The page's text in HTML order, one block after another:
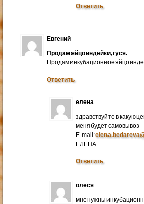
Ответить
Евгений
Продам яйцо индейки, гуся.
Продам инкубационное яйцо
Ответить
елена
здравствуйте в какую
меня будет самовывоз
E-mail:
ЕЛЕНА
Ответить
олеся
мне нужны